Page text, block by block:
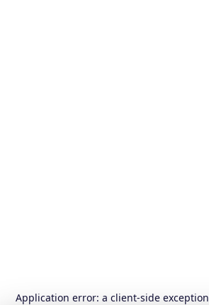
Application error: a client-side